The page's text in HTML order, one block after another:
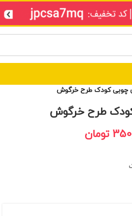
چوبی کودک طرح خرگوش
طرح خرگوش
تومان